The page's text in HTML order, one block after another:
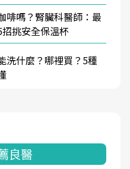
啡嗎？腎臟科醫師：最
挑安全保溫杯
洗什麼？哪裡買？5種
良醫